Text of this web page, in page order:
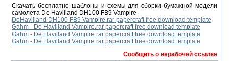
Скачать бесплатно шаблоны и схемы для сборки бумажной модели
самолета De Havilland DH100 FB9 Vampire
DeHavilland DH100 FB9 Vampire.rar papercraft free download template
Gahm - De Havilland Vampire.rar papercraft free download template
Gahm - De Havilland Vampire.rar papercraft free download template
Gahm - De Havilland Vampire.rar papercraft free download template
Сообщить о нерабочей ссылке